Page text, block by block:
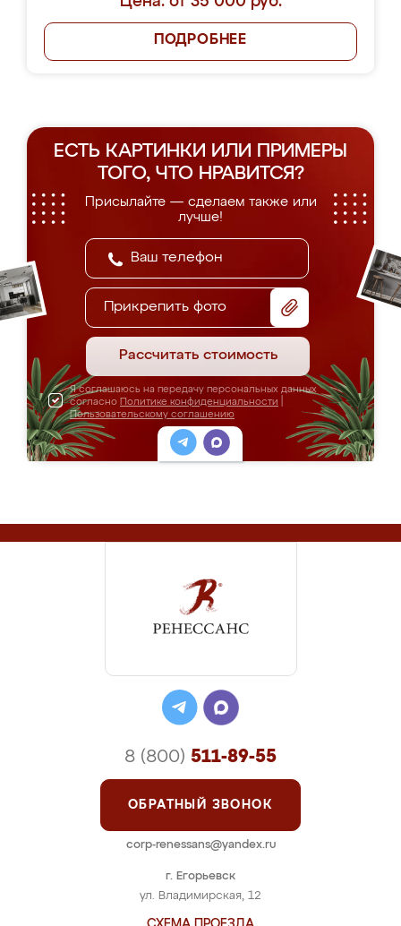
ПОДРОБНЕЕ
ЕСТЬ КАРТИНКИ ИЛИ ПРИМЕРЫ
ТОГО, ЧТО НРАВИТСЯ?
Присылайте — сделаем также или
лучше!
Прикрепить фото
Рассчитать стоимость
Я соглашаюсь на передачу персональных данных
согласно Политике конфиденциальности
Пользовательскому соглашению
г. Егорьевск
ул. Владимирская, 12
8 (800) 511-89-55
ОБРАТНЫЙ ЗВОНОК
corp-renessans@yandex.ru